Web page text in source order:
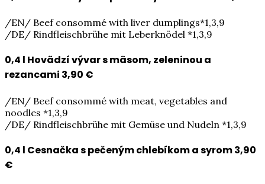
/EN/ Beef consommé with liver dumplings*1,3,9
/DE/ Rindfleischbrühe mit Leberknödel *1,3,9
0,4 l Hovädzí vývar s mäsom, zeleninou a
rezancami 3,90 €
/EN/ Beef consommé with meat, vegetables and
noodles *1,3,9
/DE/ Rindfleischbrühe mit Gemüse und Nudeln *1,3,9
0,4 l Cesnačka s pečeným chlebíkom a syrom3,90
€